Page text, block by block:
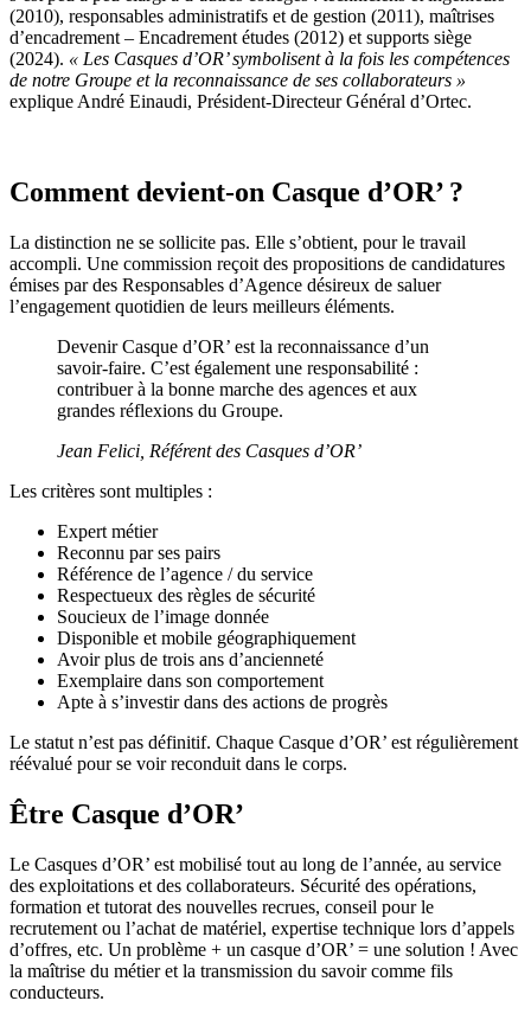
(2010), responsables administratifs et de gestion (2011), maîtrises
d’encadrement – Encadrement études (2012) et supports siège
(2024). « Les Casques d’OR’ symbolisent à la fois les compétences
de notre Groupe et la reconnaissance de ses collaborateurs »
explique André Einaudi, Président-Directeur Général d’Ortec.
Comment devient-on Casque d’OR’ ?
La distinction ne se sollicite pas. Elle s’obtient, pour le travail
accompli. Une commission reçoit des propositions de candidatures
émises par des Responsables d’Agence désireux de saluer
l’engagement quotidien de leurs meilleurs éléments.
Devenir Casque d’OR’ est la reconnaissance d’un
savoir-faire. C’est également une responsabilité :
contribuer à la bonne marche des agences et aux
grandes réflexions du Groupe.
Jean Felici, Référent des Casques d’OR’
Les critères sont multiples :
Expert métier
Reconnu par ses pairs
Référence de l’agence / du service
Respectueux des règles de sécurité
Soucieux de l’image donnée
Disponible et mobile géographiquement
Avoir plus de trois ans d’ancienneté
Exemplaire dans son comportement
Apte à s’investir dans des actions de progrès
Le statut n’est pas définitif. Chaque Casque d’OR’ est régulièrement
réévalué pour se voir reconduit dans le corps.
Être Casque d’OR’
Le Casques d’OR’ est mobilisé tout au long de l’année, au service
des exploitations et des collaborateurs. Sécurité des opérations,
formation et tutorat des nouvelles recrues, conseil pour le
recrutement ou l’achat de matériel, expertise technique lors d’appels
d’offres, etc. Un problème + un casque d’OR’ = une solution ! Avec
la maîtrise du métier et la transmission du savoir comme fils
conducteurs.